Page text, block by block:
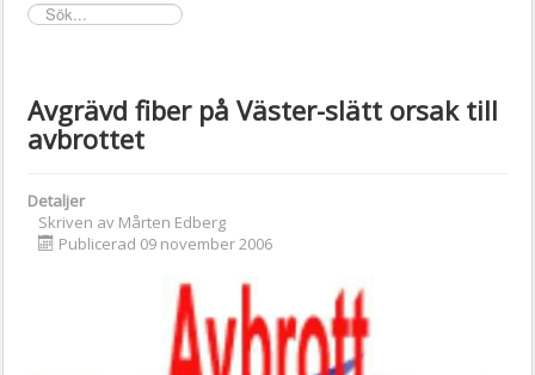
sök...
Avgrävd fiber på Väster-slätt orsak till
avbrottet
Detaljer
Skriven av Mårten Edberg
Publicerad 09 november 2006